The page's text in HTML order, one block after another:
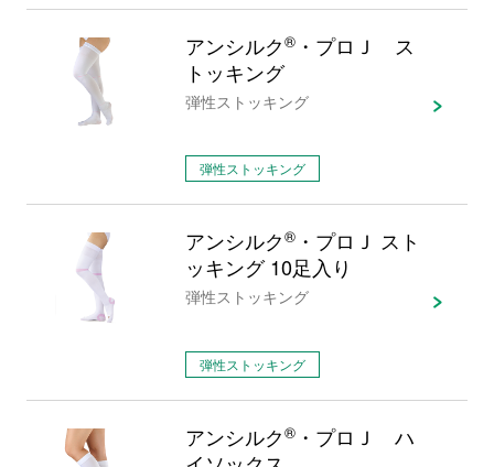
アンシルク®・プロＪ ス
トッキング
弾性ストッキング
弾性ストッキング
アンシルク®・プロＪ スト
ッキング 10足入り
弾性ストッキング
弾性ストッキング
アンシルク®・プロＪ ハ